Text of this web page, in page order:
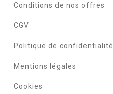
Conditions de nos offres
CGV
Politique de confidentialité
Mentions légales
Cookies